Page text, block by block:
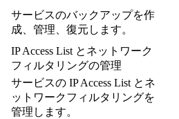
サービスのバックアップを作
成、管理、復元します。
IP Access List とネットワーク
フィルタリングの管理
サービスの IP Access List とネ
ットワークフィルタリングを
管理します。